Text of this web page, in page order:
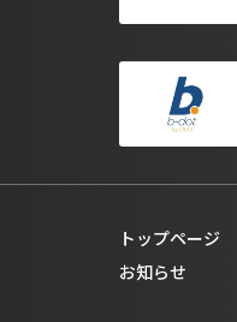
トップページ
お知らせ